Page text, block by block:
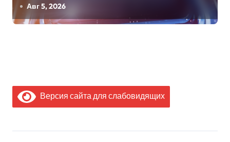
Авг 5, 2026
Версия сайта для слабовидящих